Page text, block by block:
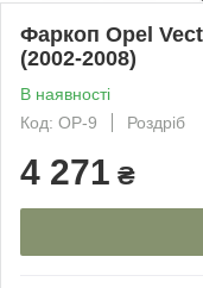
Фаркоп Opel
(2002-2008)
В наявності
Код: OP-9
Роздріб
4 271 ₴